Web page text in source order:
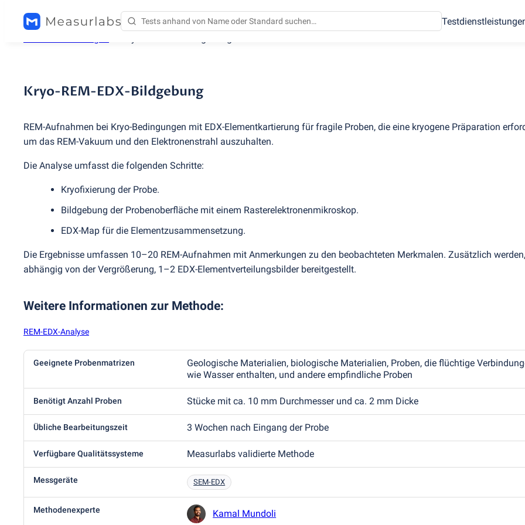
Kryo-REM-EDX-Bildgebung
REM-Aufnahmen bei Kryo-Bedingungen mit EDX-Elementkartierung für fragile Proben, die eine kryogene Präparation
um das REM-Vakuum und den Elektronenstrahl auszuhalten.
Die Analyse umfasst die folgenden Schritte:
Kryofixierung der Probe.
Bildgebung der Probenoberfläche mit einem Rasterelektronenmikroskop.
EDX-Map für die Elementzusammensetzung.
Die Ergebnisse umfassen 10–20 REM-Aufnahmen mit Anmerkungen zu den beobachteten Merkmalen. Zusätzlich werden,
abhängig von der Vergrößerung, 1–2 EDX-Elementverteilungsbilder bereitgestellt.
Weitere Informationen zur Methode:
REM-EDX-Analyse
Geeignete Probenmatrizen
Geologische Materialien, biologische Materialien, Proben, die flüchtige
wie Wasser enthalten, und andere empfindliche Proben
Benötigt Anzahl Proben Stücke mit ca. 10 mm Durchmesser und ca. 2 mm Dicke
Übliche Bearbeitungszeit 3 Wochen nach Eingang der Probe
Verfügbare Qualitätssysteme Measurlabs validierte Methode
Messgeräte SEM-EDX
Methodenexperte Kamal Mundoli